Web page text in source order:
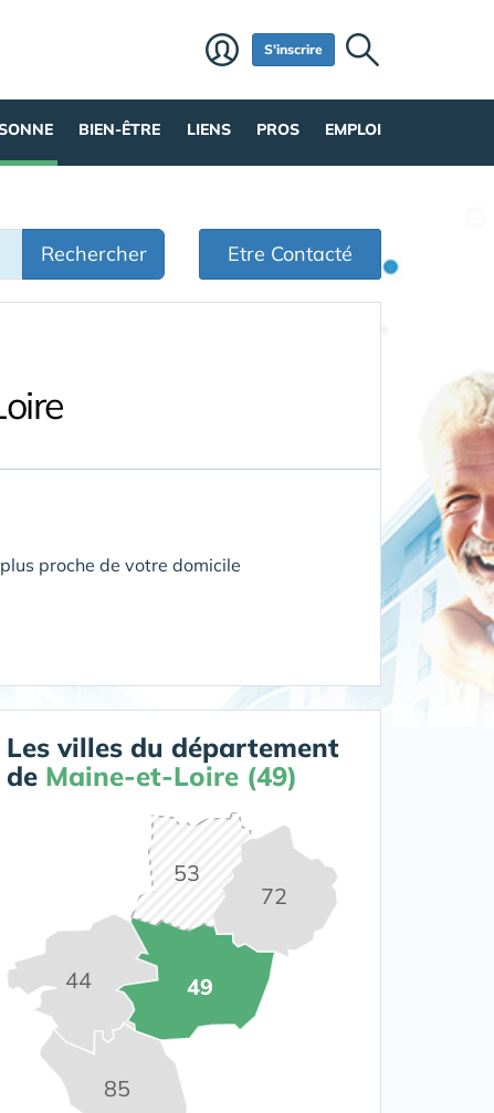
S'inscrire
BIEN-ÊTRE LIENS PROS EMPLOI
Rechercher Etre Contacté
proche de votre domicile
Les villes du département
de Maine-et-Loire (49)
44 49
53
72
85